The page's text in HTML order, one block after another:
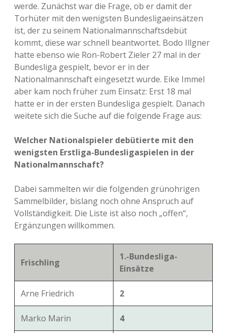
werde. Zunächst war die Frage, ob er damit der
Torhüter mit den wenigsten Bundesligaeinsätzen
ist, der zu seinem Nationalmannschaftsdebüt
kommt, diese war schnell beantwortet. Bodo Illgner
hatte ebenso wie Ron-Robert Zieler 27 mal in der
Bundesliga gespielt, bevor er in der
Nationalmannschaft eingesetzt wurde. Eike Immel
aber kam noch früher zum Einsatz: Erst 18 mal
hatte er in der ersten Bundesliga gespielt. Danach
weitete sich die Suche auf die folgende Frage aus:
Welcher Nationalspieler debütierte mit den
wenigsten Erstliga-Bundesligaspielen in der
Nationalmannschaft?
Dabei sammelten wir die folgenden grünohrigen
Sammelbilder, bislang noch ohne Anspruch auf
Vollständigkeit. Die Liste ist also noch „offen“,
Ergänzungen willkommen.
Frischling
1.-Bundesliga-
Einsätze
Arne Friedrich 2
Marko Marin 4